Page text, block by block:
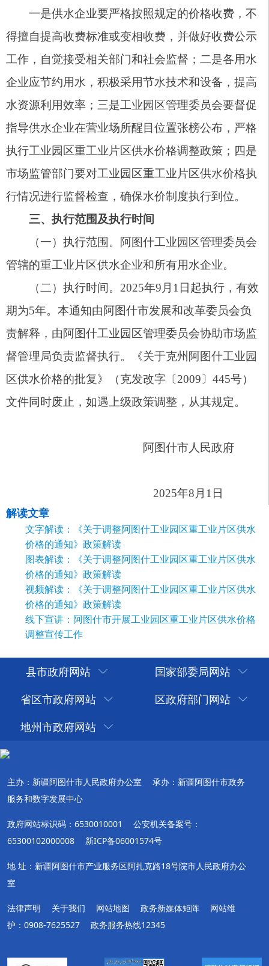
管辖的重工业片区供水企业和所有用水企业。
（二）执行时间。2025年9月1日起执行，有效
期为5年。本通知由阿图什市发展和改革委员会负
责解释，由阿图什工业园区管理委员会协助市场监
督管理局负责监督执行。《关于克州阿图什工业园
文件同时废止，如遇上级政策调整，从其规定。
阿图什市人民政府
2025年8月1日
解读文章
文字解读：《关于调整阿图什工业园区重工业片区供水
价格的通知》政策解读
图表解读：《关于调整阿图什工业园区重工业片区供水
价格的通知》政策解读
视频解读：《关于调整阿图什工业园区重工业片区供水
价格的通知》政策解读
线下宣讲：阿图什市开展工业园区重工业片区供水价格
调整宣传工作
县市政府网站
国家部委局网站
省区市政府网站
区政府部门网站
地州市政府网站
主办：新疆阿图什市人民政府办公室
承办：新疆阿图什市政务
服务和数字发展中心
政府网站标识码：6530010001
公安机关备案号：
65300102000008
新ICP备06001574号
地 址：新疆阿图什市产业服务区阿扎克路18号院市人民政府办公
室
法律声明 关于我们 网站地图 政务新媒体矩阵
网站维
护：0908-7625527
政务服务热线12345